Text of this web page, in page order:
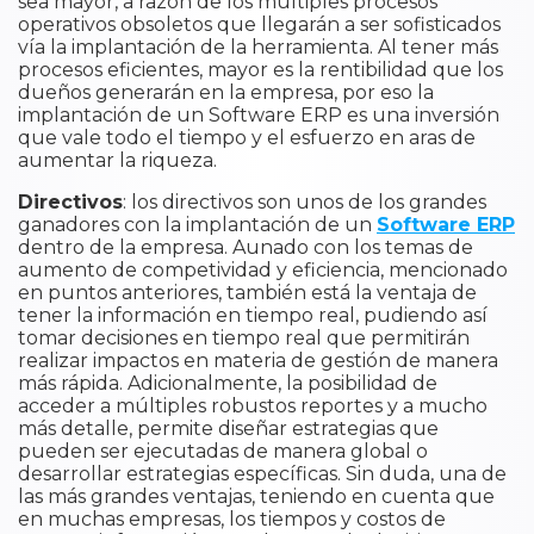
operativos obsoletos que llegarán a ser sofisticados
vía la implantación de la herramienta. Al tener más
procesos eficientes, mayor es la rentibilidad que los
dueños generarán en la empresa, por eso la
implantación de un Software ERP es una inversión
que vale todo el tiempo y el esfuerzo en aras de
aumentar la riqueza.
Directivos: los directivos son unos de los grandes
ganadores con la implantación de un Software ERP
dentro de la empresa. Aunado con los temas de
aumento de competividad y eficiencia, mencionado
en puntos anteriores, también está la ventaja de
tener la información en tiempo real, pudiendo así
tomar decisiones en tiempo real que permitirán
realizar impactos en materia de gestión de manera
más rápida. Adicionalmente, la posibilidad de
acceder a múltiples robustos reportes y a mucho
más detalle, permite diseñar estrategias que
pueden ser ejecutadas de manera global o
desarrollar estrategias específicas. Sin duda, una de
las más grandes ventajas, teniendo en cuenta que
en muchas empresas, los tiempos y costos de